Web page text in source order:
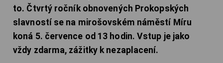
to. Čtvrtý ročník obnovených Prokopských
slavností se na mirošovském náměstí Míru
koná 5. července od 13 hodin. Vstup je jako
vždy zdarma, zážitky k nezaplacení.